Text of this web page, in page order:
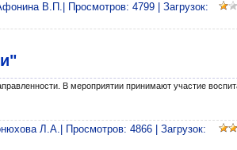
В.П.| Просмотров: 4799 | Загрузок:
В мероприятии принимают участие
Л.А.| Просмотров: 4866 | Загрузок: